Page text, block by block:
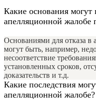
Какие основания могут
апелляционной
Основаниями для отказа
могут быть, например,
несоответствие
установленных сроков,
доказательств и т.д.
Какие последствия
апелляционной жалобе?